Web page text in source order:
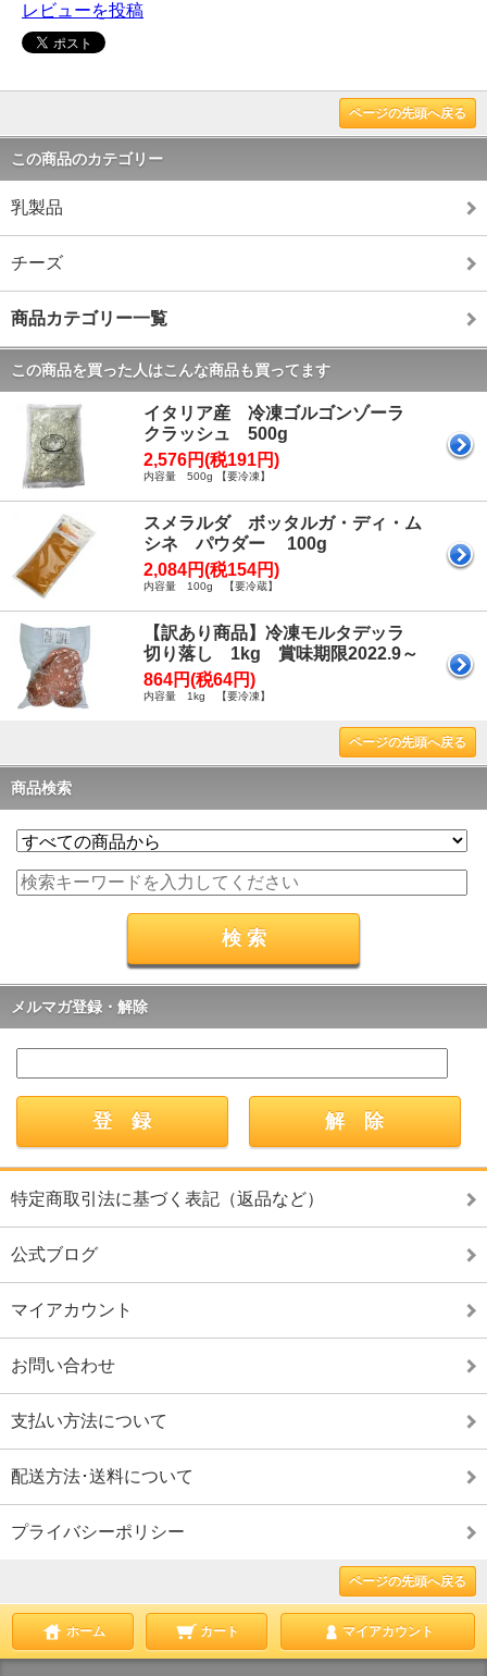
レビューを投稿
ページの先頭へ戻る
この商品のカテゴリー
乳製品
チーズ
商品カテゴリー一覧
この商品を買った人はこんな商品も買ってます
イタリア産 冷凍ゴルゴンゾーラ
クラッシュ 500g
2,576円(税191円)
内容量 500g 【要冷凍】
スメラルダ ボッタルガ・ディ・ム
シネ パウダー 100g
2,084円(税154円)
内容量 100g 【要冷蔵】
【訳あり商品】冷凍モルタデッラ
切り落し 1kg 賞味期限2022.9～
864円(税64円)
内容量 1kg 【要冷凍】
ページの先頭へ戻る
商品検索
メルマガ登録・解除
特定商取引法に基づく表記（返品など）
公式ブログ
マイアカウント
お問い合わせ
支払い方法について
配送方法･送料について
プライバシーポリシー
ページの先頭へ戻る
ホーム カート マイアカウント